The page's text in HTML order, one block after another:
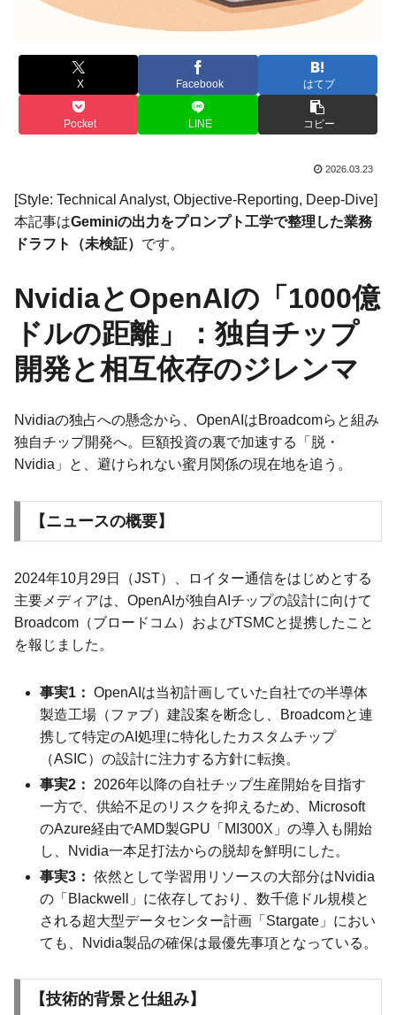
X Facebook はてブ
Pocket LINE コピー
2026.03.23
[Style: Technical Analyst, Objective-Reporting, Deep-Dive]
本記事はGeminiの出力をプロンプト工学で整理した業務
ドラフト（未検証） です。
NvidiaとOpenAIの「1000億
ドルの距離」：独自チップ
開発と相互依存のジレンマ
Nvidiaの独占への懸念から、OpenAIはBroadcomらと組み
独自チップ開発へ。巨額投資の裏で加速する「脱・
Nvidia」と、避けられない蜜月関係の現在地を追う。
【ニュースの概要】
2024年10月29日（JST）、ロイター通信をはじめとする
主要メディアは、OpenAIが独自AIチップの設計に向けて
Broadcom（ブロードコム）およびTSMCと提携したこと
を報じました。
事実1： OpenAIは当初計画していた自社での半導体
製造工場（ファブ）建設案を断念し、Broadcomと連
携して特定のAI処理に特化したカスタムチップ
（ASIC）の設計に注力する方針に転換。
事実2：
2026年以降の自社チップ生産開始を目指す
一方で、供給不足のリスクを抑えるため、Microsoft
のAzure経由でAMD製GPU「MI300X」の導入も開始
し、Nvidia一本足打法からの脱却を鮮明にした。
事実3： 依然として学習用リソースの大部分はNvidia
の「Blackwell」に依存しており、数千億ドル規模と
される超大型データセンター計画「Stargate」におい
ても、Nvidia製品の確保は最優先事項となっている。
【技術的背景と仕組み】